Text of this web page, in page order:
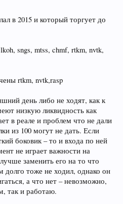
в 2015 и который торгует до
sngs, mtss, chmf, rtkm, nvtk,
rtkm, nvtk,rasp
день либо не ходят, как к
низкую ликвидность как
в реале и проблем что не дали
из 100 могут не дать. Если
боковик – то и входа по ней
не играет важности на
заменить его на то что
долго тоже не ходил, однако он
а что нет – невозможно,
так и работаю.